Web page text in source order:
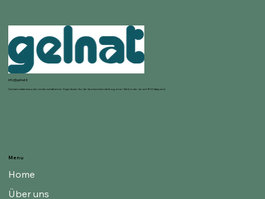
info@gelnat.it
Gelnat entstand aus der Leidenschaft seiner Eigentümer für die Speiseeisherstellung, einer Welt, in der sie seit 1950 tätig sind.
Menu
Home
Über uns